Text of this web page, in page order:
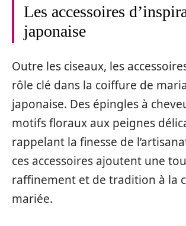
Les accessoires
japonaise
Outre les ciseaux, les
rôle clé dans la coiffure de
japonaise. Des épingles à
motifs floraux aux peignes
rappelant la finesse de
ces accessoires ajoutent une
raffinement et de tradition à la
mariée.